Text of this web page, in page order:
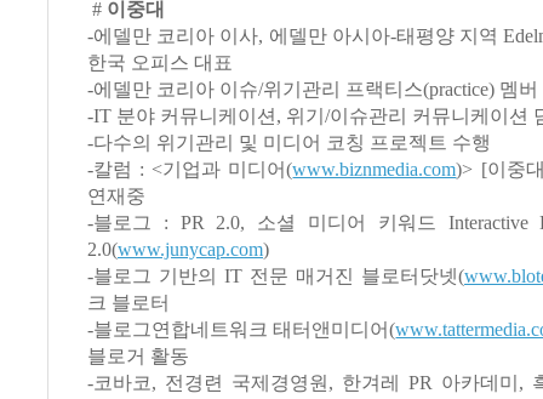
# 이중대
-에델만 코리아 이사, 에델만 아시아-태평양 지역
한국 오피스 대표
-에델만 코리아 이슈/위기관리 프랙티스(practice) 멤버
-IT 분야 커뮤니케이션, 위기/이슈관리 커뮤니케이션
-다수의 위기관리 및 미디어 코칭 프로젝트 수행
-칼럼 : <기업과 미디어(www.biznmedia.com)> [이중
연재중
-블로그 : PR 2.0, 소셜 미디어 키워드 Interactive
2.0(www.junycap.com)
-블로그 기반의 IT 전문 매거진 블로터닷넷(
크 블로터
-블로그연합네트워크 태터앤미디어(
블로거 활동
-코바코, 전경련 국제경영원, 한겨레 PR 아카데미,